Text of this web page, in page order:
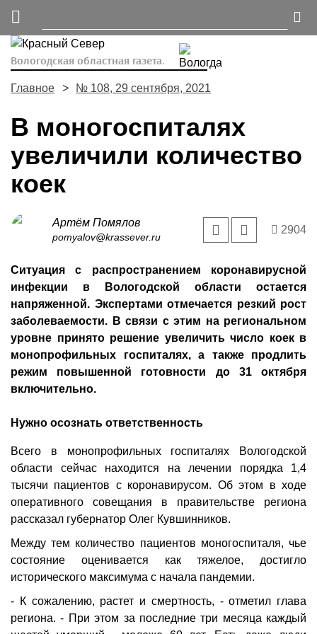
Вологодская областная газета.
Главное № 108, 29 сентября, 2021
В моногоспиталях
увеличили количество
коек
Артём Помялов
pomyalov@krassever.ru
2904
Ситуация с распространением коронавирусной
инфекции в Вологодской области остается
напряженной. Экспертами отмечается резкий рост
заболеваемости. В связи с этим на региональном
уровне принято решение увеличить число коек в
монопрофильных госпиталях, а также продлить
режим повышенной готовности до 31 октября
включительно.
Нужно осознать ответственность
Всего в монопрофильных госпиталях Вологодской
области сейчас находится на лечении порядка 1,4
тысячи пациентов с коронавирусом. Об этом в ходе
оперативного совещания в правительстве региона
рассказал губернатор Олег Кувшинников.
Между тем количество пациентов моногоспиталя, чье
состояние оценивается как тяжелое, достигло
исторического максимума с начала пандемии.
- К сожалению, растет и смертность, - отметил глава
региона. - При этом за последние три месяца каждый